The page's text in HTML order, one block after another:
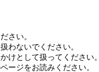
さい。
わないでください。
けとして扱ってください。
ージをお読みください。